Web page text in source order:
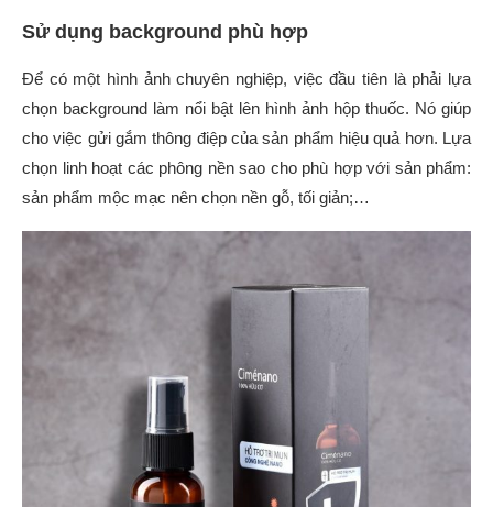
Sử dụng background phù hợp
Để có một hình ảnh chuyên nghiệp, việc đầu tiên là phải lựa
chọn background làm nổi bật lên hình ảnh hộp thuốc. Nó giúp
cho việc gửi gắm thông điệp của sản phẩm hiệu quả hơn. Lựa
chọn linh hoạt các phông nền sao cho phù hợp với sản phẩm:
sản phẩm mộc mạc nên chọn nền gỗ, tối giản;…